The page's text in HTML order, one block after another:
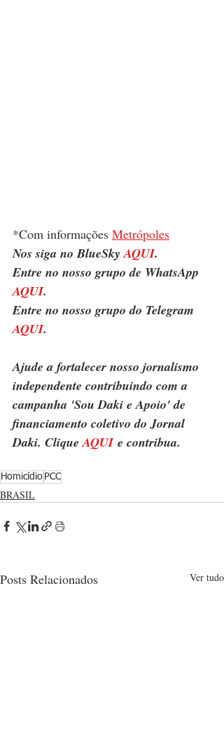
*Com informações Metrópoles
Nos siga no BlueSky AQUI.
Entre no nosso grupo de WhatsApp
AQUI.
Entre no nosso grupo do Telegram
AQUI.
Ajude a fortalecer nosso jornalismo
independente contribuindo com a
campanha 'Sou Daki e Apoio' de
financiamento coletivo do Jornal
Daki. Clique AQUI e contribua.
Homicídio PCC
BRASIL
Posts Relacionados Ver tudo